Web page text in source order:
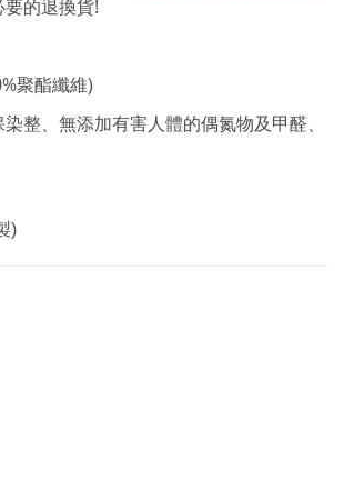
要的退換貨!
聚酯纖維)
整、無添加有害人體的偶氮物及甲醛、
)